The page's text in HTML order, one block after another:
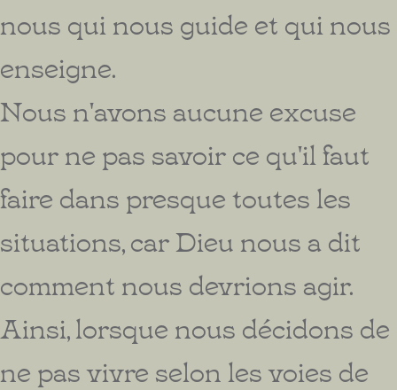
nous qui nous guide et qui nous
enseigne.
Nous n'avons aucune excuse
pour ne pas savoir ce qu'il faut
faire dans presque toutes les
situations, car Dieu nous a dit
comment nous devrions agir.
Ainsi, lorsque nous décidons de
ne pas vivre selon les voies de